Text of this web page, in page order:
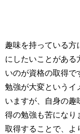
趣味を持っている方
にしたいことがある
いのが資格の取得で
勉強が大変というイ
いますが、自身の趣
得の勉強も苦になり
取得することで、よ